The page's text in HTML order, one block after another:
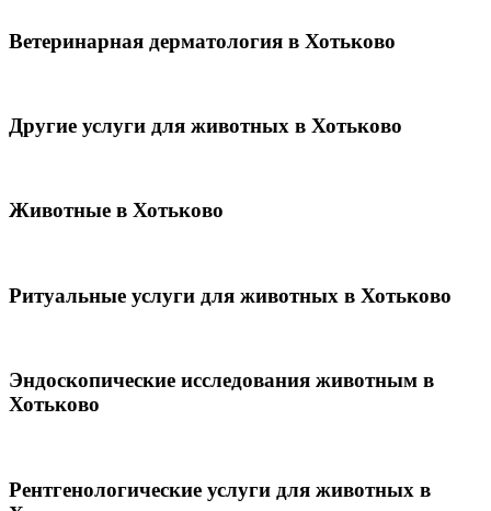
Ветеринарная дерматология в Хотьково
Другие услуги для животных в Хотьково
Животные в Хотьково
Ритуальные услуги для животных в Хотьково
Эндоскопические исследования животным в
Хотьково
Рентгенологические услуги для животных в